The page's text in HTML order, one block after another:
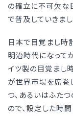
の確立に不可欠な
で普及していきまし
日本で目覚まし時
明治時代になって
イツ製の目覚まし
が世界市場を席巻
つ、あるいはふた
ので、設定した時